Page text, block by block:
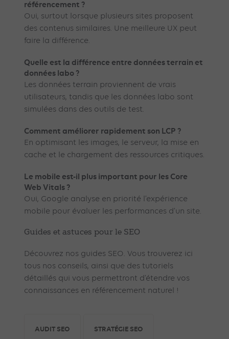
référencement ?
Oui, surtout lorsque plusieurs sites proposent
des contenus similaires. Une meilleure UX peut
faire la différence.
Quelle est la différence entre données terrain et
données labo ?
Les données terrain proviennent de vrais
utilisateurs, tandis que les données labo sont
simulées dans des outils de test.
Comment améliorer rapidement son LCP ?
En optimisant les images, le serveur, la mise en
cache et le chargement des ressources critiques.
Le mobile est-il plus important pour les Core
Web Vitals ?
Oui, Google analyse en priorité l’expérience
mobile pour évaluer les performances d’un site.
Guides et astuces pour le SEO
Découvrez nos guides SEO. Vous trouverez ici
tous nos conseils, ainsi que des tutoriels
détaillés qui vous permettront d’étendre vos
connaissances en référencement naturel !
AUDIT SEO STRATÉGIE SEO